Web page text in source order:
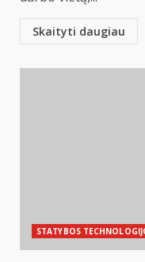
Skaityti daugiau
STATYBOS